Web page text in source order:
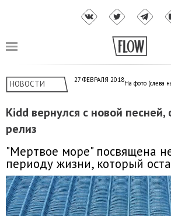
НОВОСТИ 27 ФЕВРАЛЯ 2018На фото (слева
Kidd вернулся с новой
релиз
"Мертвое море" посвящена
периоду жизни, который